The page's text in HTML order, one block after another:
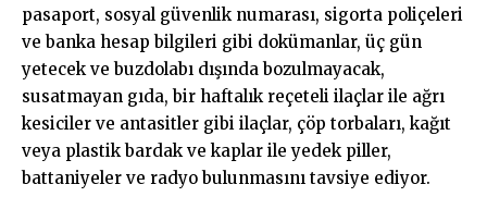
pasaport, sosyal güvenlik numarası, sigorta poliçeleri
ve banka hesap bilgileri gibi dokümanlar, üç gün
yetecek ve buzdolabı dışında bozulmayacak,
susatmayan gıda, bir haftalık reçeteli ilaçlar ile ağrı
kesiciler ve antasitler gibi ilaçlar, çöp torbaları, kağıt
veya plastik bardak ve kaplar ile yedek piller,
battaniyeler ve radyo bulunmasını tavsiye ediyor.